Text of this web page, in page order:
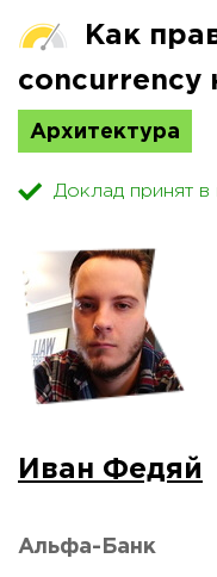
Как
concurrency
Архитектура
Доклад принят
Иван Федяй
Альфа-Банк